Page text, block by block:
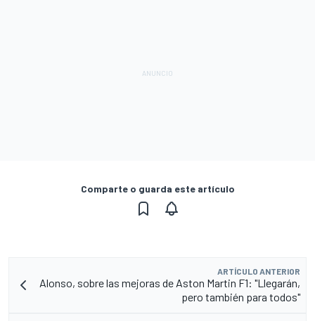
Comparte o guarda este artículo
ARTÍCULO ANTERIOR
Alonso, sobre las mejoras de Aston Martin F1: "Llegarán,
pero también para todos"